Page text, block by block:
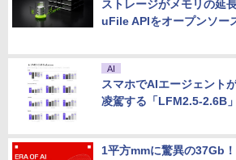
ストレージがメモリの延
uFile APIをオープンソー
AI
スマホでAIエージェント
凌駕する「LFM2.5-2.6B
1平方mmに驚異の37Gb